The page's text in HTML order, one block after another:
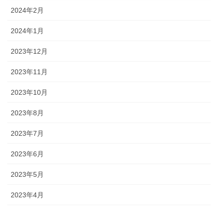
2024年2月
2024年1月
2023年12月
2023年11月
2023年10月
2023年8月
2023年7月
2023年6月
2023年5月
2023年4月